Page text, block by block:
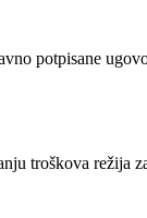
potpisane
troškova režija